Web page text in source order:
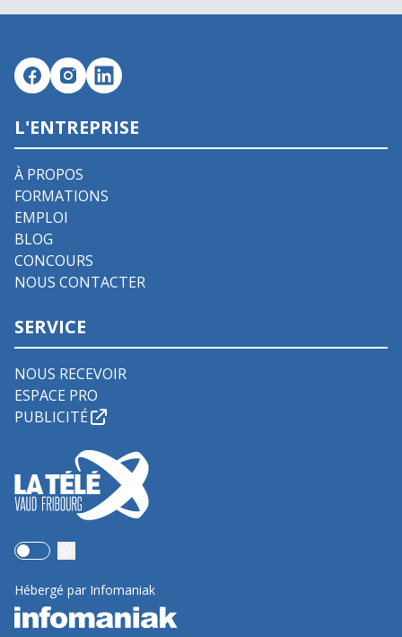
L'ENTREPRISE
À PROPOS
FORMATIONS
EMPLOI
BLOG
CONCOURS
NOUS CONTACTER
SERVICE
NOUS RECEVOIR
ESPACE PRO
PUBLICITÉ
Use setting
Hébergé par Infomaniak